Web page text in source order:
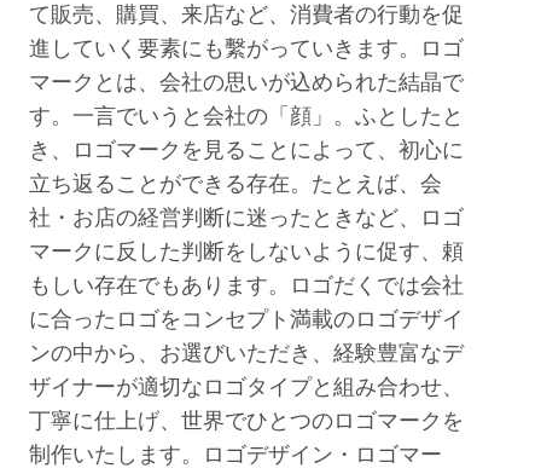
て販売、購買、来店など、消費者の行動を促
進していく要素にも繫がっていきます。ロゴ
マークとは、会社の思いが込められた結晶で
す。一言でいうと会社の「顔」。ふとしたと
き、ロゴマークを見ることによって、初心に
立ち返ることができる存在。たとえば、会
社・お店の経営判断に迷ったときなど、ロゴ
マークに反した判断をしないように促す、頼
もしい存在でもあります。ロゴだくでは会社
に合ったロゴをコンセプト満載のロゴデザイ
ンの中から、お選びいただき、経験豊富なデ
ザイナーが適切なロゴタイプと組み合わせ、
丁寧に仕上げ、世界でひとつのロゴマークを
制作いたします。ロゴデザイン・ロゴマー